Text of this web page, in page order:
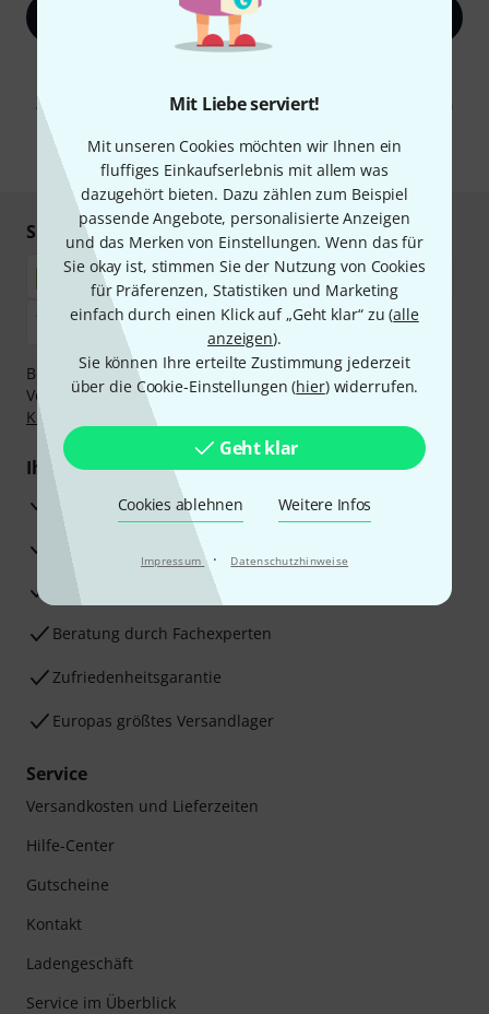
Mit Liebe serviert!
Mit unseren Cookies möchten wir Ihnen ein
fluffiges Einkaufserlebnis mit allem was
dazugehört bieten. Dazu zählen zum Beispiel
passende Angebote, personalisierte Anzeigen
und das Merken von Einstellungen. Wenn das für
Sie okay ist, stimmen Sie der Nutzung von Cookies
für Präferenzen, Statistiken und Marketing
einfach durch einen Klick auf „Geht klar“ zu (alle
anzeigen).
Sie können Ihre erteilte Zustimmung jederzeit
über die Cookie-Einstellungen (hier) widerrufen.
Geht klar
Cookies ablehnen Weitere Infos
Impressum · Datenschutzhinweise
Jetzt anmelden
Abmeldung ist jederzeit möglich. Weitere Informationen finden Sie in
* Pflichtfeld
Sicher einkaufen & bezahlen
Bezahlen Sie vertraulich und sicher per Nachnahme,
Vorkasse, PayPal, Amazon Pay,Klarna Sofort bezahlen
Klarna Ratenzahlung
Ihre Vorteile
3 Jahre Thomann Garantie
30 Tage Money-Back-Garantie
Beratung durch Fachexperten
Zufriedenheitsgarantie
Europas größtes Versandlager
Service
Versandkosten und Lieferzeiten
Hilfe-Center
Gutscheine
Kontakt
Ladengeschäft
Service im Überblick